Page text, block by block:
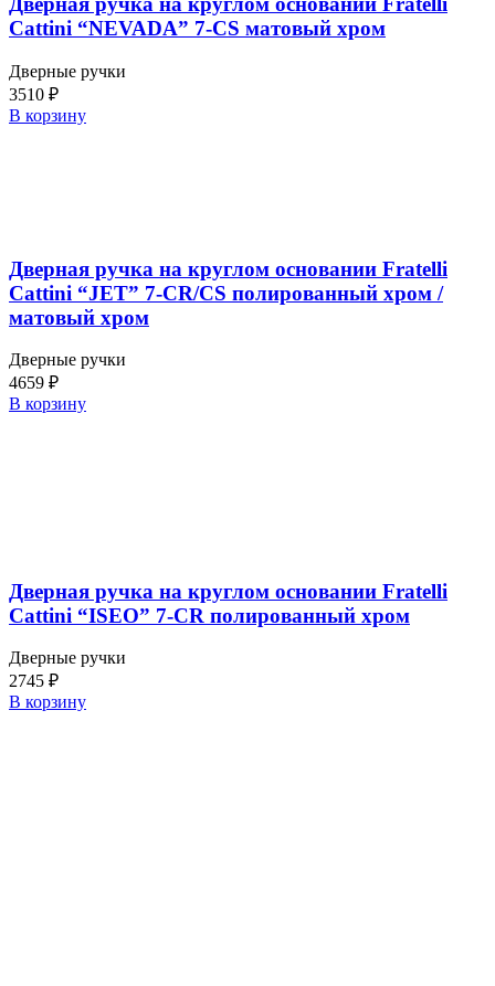
Cattini “NEVADA” 7-CS матовый хром
Дверные ручки
3510 ₽
В корзину
Дверная ручка на круглом основании Fratelli
Cattini “JET” 7-CR/CS полированный хром /
матовый хром
Дверные ручки
4659 ₽
В корзину
Дверная ручка на круглом основании Fratelli
Cattini “ISEO” 7-CR полированный хром
Дверные ручки
2745 ₽
В корзину